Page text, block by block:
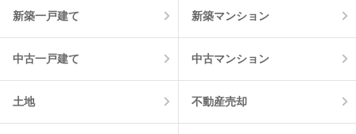
新築一戸建て 新築マンション
中古一戸建て 中古マンション
土地 不動産売却